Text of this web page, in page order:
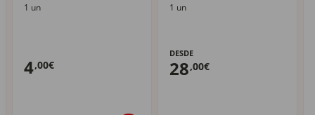
1 un
4,00€
1 un
DESDE
28,00€